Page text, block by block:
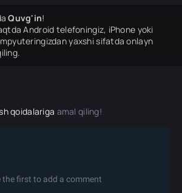
Quvg'in!
Android telefoningiz, iPhone yoki
yaxshi sifatda onlayn
qoidalariga amal qiling!